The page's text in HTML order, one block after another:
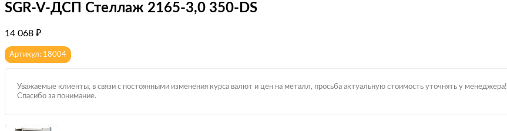
SGR-V-ДСП Стеллаж 2165-3,0 350-DS
14 068 ₽
Артикул: 18004
Уважаемые клиенты, в связи с постоянными изменения курса валют и цен на металл, просьба актуальную стоимость уточнять у менеджера!
Спасибо за понимание.